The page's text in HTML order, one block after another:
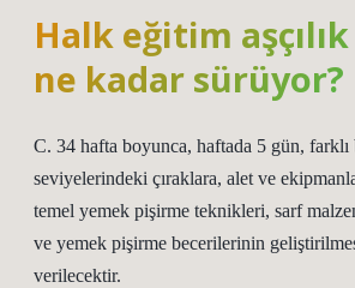
Halk eğitim
ne kadar sürüyor?
C. 34 hafta boyunca, haftada 5 gün,
seviyelerindeki çıraklara, alet ve
temel yemek pişirme teknikleri, sarf
ve yemek pişirme becerilerinin
verilecektir.